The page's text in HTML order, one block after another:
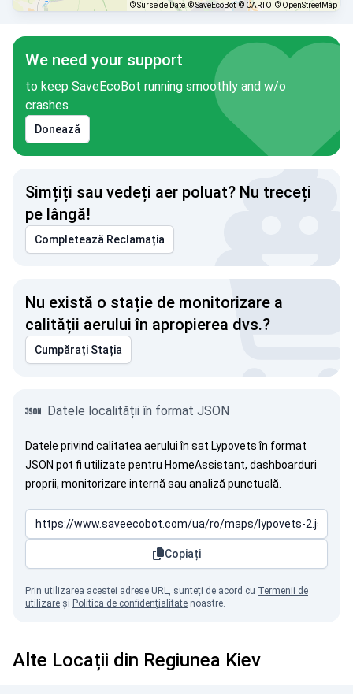
©Surse de Date © SaveEcoBot © CARTO © OpenStreetMap
We need your support
to keep SaveEcoBot running smoothly and w/o
crashes
Donează
Simțiți sau vedeți aer poluat? Nu treceți
pe lângă!
Completează Reclamația
Nu există o stație de monitorizare a
calității aerului în apropierea dvs.?
Cumpărați Stația
Datele localității în format JSON
Datele privind calitatea aerului în sat Lypovets în format
JSON pot fi utilizate pentru HomeAssistant, dashboarduri
proprii, monitorizare internă sau analiză punctuală.
Copiați
Prin utilizarea acestei adrese URL, sunteți de acord cu Termenii de
utilizare și Politica de confidențialitate noastre.
Alte Locații din Regiunea Kiev